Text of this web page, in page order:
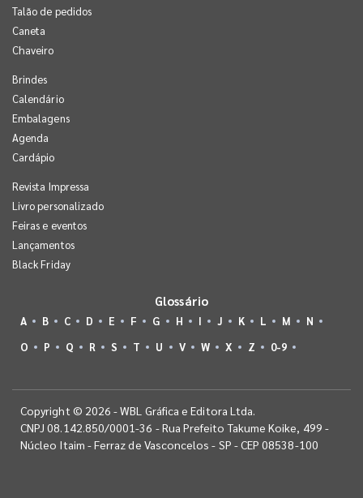
Talão de pedidos
Caneta
Chaveiro
Brindes
Calendário
Embalagens
Agenda
Cardápio
Revista Impressa
Livro personalizado
Feiras e eventos
Lançamentos
Black Friday
Glossário
A B C D E F G H I J K L M
N
O
P Q R S T U V W X Z 0-9
Copyright © 2026 - WBL Gráfica e Editora Ltda.
CNPJ 08.142.850/0001-36 - Rua Prefeito Takume Koike, 499 -
Núcleo Itaim - Ferraz de Vasconcelos - SP - CEP 08538-100